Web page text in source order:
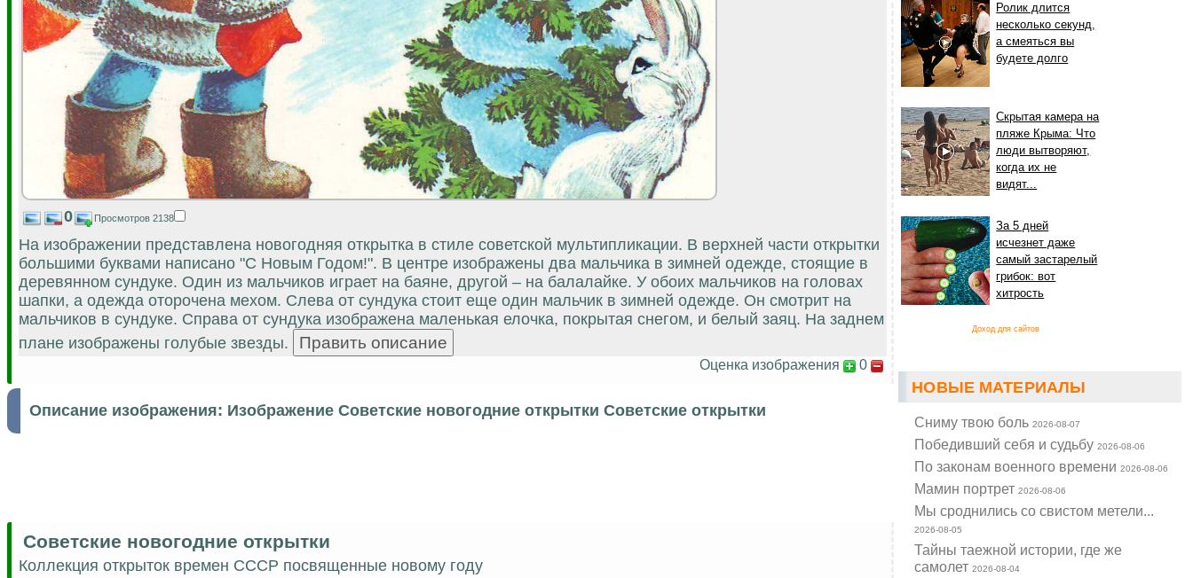
Ролик длится
несколько секунд,
а смеяться вы
будете долго
Скрытая камера на
пляже Крыма: Что
люди вытворяют,
когда их не
видят...
За 5 дней
исчезнет даже
самый застарелый
грибок: вот
хитрость
Доход для сайтов
НОВЫЕ МАТЕРИАЛЫ
Cниму твою боль2026-08-07
Победивший себя и судьбу2026-08-06
По законам военного времени2026-08-06
Мамин портрет2026-08-06
Мы сроднились со свистом метели...
2026-08-05
Тайны таежной истории, где же
самолет2026-08-04
0 Просмотров 2138
На изображении представлена новогодняя открытка в стиле советской мультипликации. В верхней части открытки
большими буквами написано "С Новым Годом!". В центре изображены два мальчика в зимней одежде, стоящие в
деревянном сундуке. Один из мальчиков играет на баяне, другой – на балалайке. У обоих мальчиков на головах
шапки, а одежда оторочена мехом. Слева от сундука стоит еще один мальчик в зимней одежде. Он смотрит на
мальчиков в сундуке. Справа от сундука изображена маленькая елочка, покрытая снегом, и белый заяц. На заднем
плане изображены голубые звезды.
Оценка изображения 0
Описание изображения: Изображение Советские новогодние открытки Советские открытки
Советские новогодние открытки
Коллекция открыток времен СССР посвященные новому году